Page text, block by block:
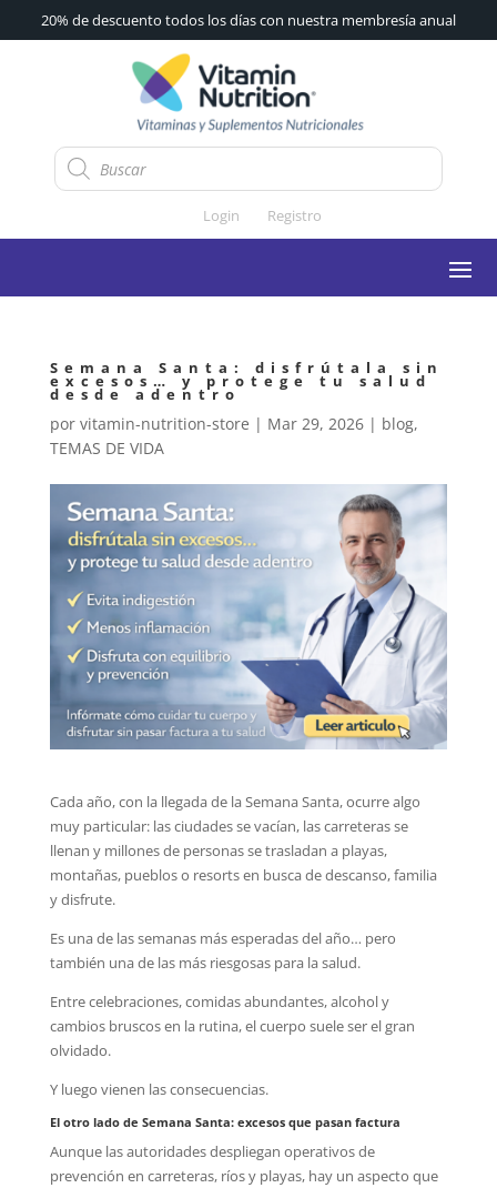
20% de descuento todos los días con nuestra membresía anual
Búsqueda
de
productos
Login
Registro
Semana Santa: disfrútala sin
excesos… y protege tu salud
desde adentro
por vitamin-nutrition-store | Mar 29, 2026| blog,
TEMAS DE VIDA
Cada año, con la llegada de la Semana Santa, ocurre algo
muy particular: las ciudades se vacían, las carreteras se
llenan y millones de personas se trasladan a playas,
montañas, pueblos o resorts en busca de descanso, familia
y disfrute.
Es una de las semanas más esperadas del año… pero
también una de las más riesgosas para la salud.
Entre celebraciones, comidas abundantes, alcohol y
cambios bruscos en la rutina, el cuerpo suele ser el gran
olvidado.
Y luego vienen las consecuencias.
El otro lado de Semana Santa: excesos que pasan factura
Aunque las autoridades despliegan operativos de
prevención en carreteras, ríos y playas, hay un aspecto que